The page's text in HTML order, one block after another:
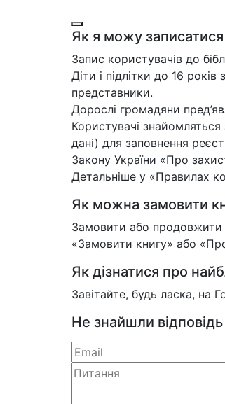
Як я можу записатися
Запис користувачів до
Діти і підлітки до 16
представники.
Дорослі громадяни
Користувачі
дані) для заповнення
Закону України «Про
Детальніше у «Правилах
Як можна замовити
Замовити або продовжити
«Замовити книгу» або
Як дізнатися про
Завітайте, будь ласка, на
Не знайшли